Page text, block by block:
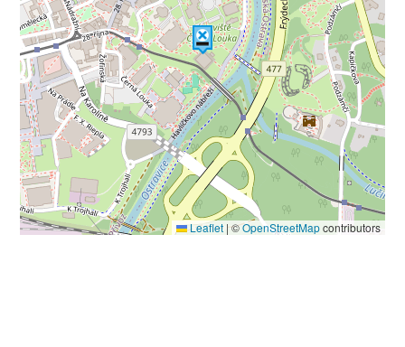
Leaflet |©OpenStreetMapcontributors